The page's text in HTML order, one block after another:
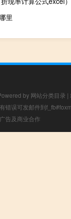
里
by 网站分类目录 |
错误可发邮件到
告及商业合作